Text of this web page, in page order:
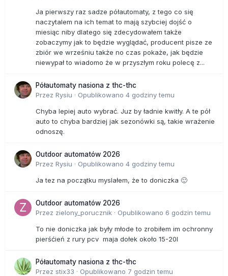
Ja pierwszy raz sadze półautomaty, z tego co się
naczytalem na ich temat to mają szybciej dojść o
miesiąc niby dlatego się zdecydowałem także
zobaczymy jak to będzie wyglądać, producent pisze ze
zbiór we wrześniu także no czas pokaże, jak będzie
niewypał to wiadomo że w przyszłym roku polecę z...
Półautomaty nasiona z thc-thc
Przez Rysiu · Opublikowano 4 godziny temu
Chyba lepiej auto wybrać. Juz by ładnie kwitły. A te pół
auto to chyba bardziej jak sezonówki są, takie wrażenie
odnoszę.
Outdoor automatów 2026
Przez Rysiu · Opublikowano 4 godziny temu
Ja tez na początku myslałem, że to doniczka 🙂
Outdoor automatów 2026
Przez zielony_porucznik · Opublikowano 6 godzin temu
To nie doniczka jak były młode to zrobiłem im ochronny
pierśćień z rury pcv maja dołek około 15-20l
Półautomaty nasiona z thc-thc
Przez stix33 · Opublikowano 7 godzin temu